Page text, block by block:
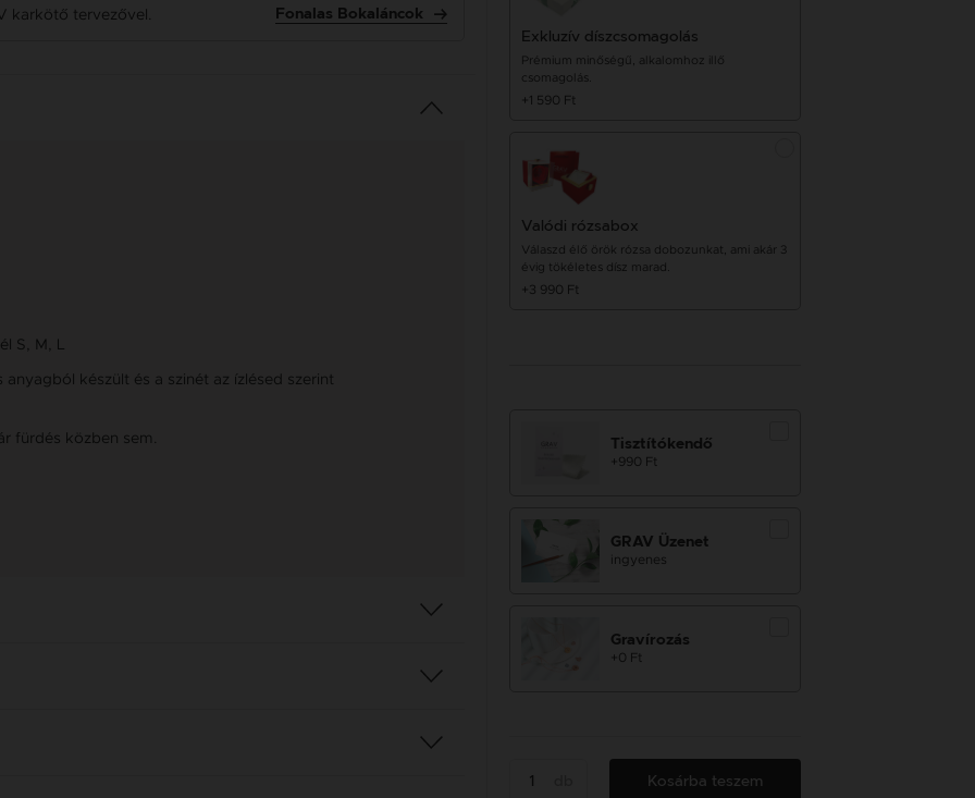
karkötő tervezővel. Fonalas Bokaláncok
S, M, L
készült és a szinét az ízlésed szerint
fürdés közben sem.
Exkluzív díszcsomagolás
Prémium minőségű, alkalomhoz illő
csomagolás.
+1 590 Ft
Valódi rózsabox
Válaszd élő örök rózsa dobozunkat, ami akár 3
évig tökéletes dísz marad.
+3 990 Ft
Tisztítókendő
+990 Ft
GRAV Üzenet
ingyenes
Gravírozás
+0 Ft
Kosárba teszem